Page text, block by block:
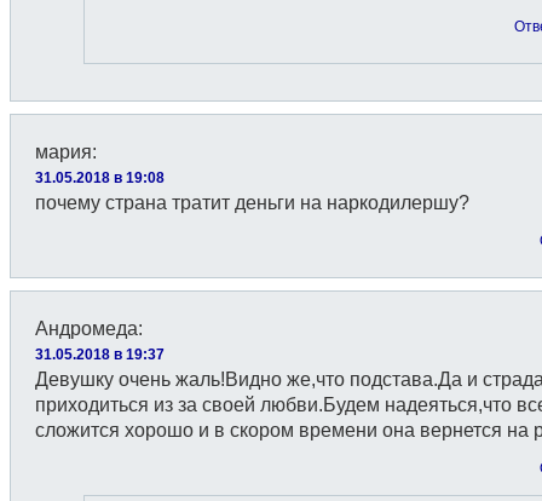
мария:
31.05.2018 в 19:08
почему страна тратит деньги на наркодилершу?
Андромеда:
31.05.2018 в 19:37
Девушку очень жаль!Видно же,что подстава.Да и
приходиться из за своей любви.Будем надеяться,что
сложится хорошо и в скором времени она вернется на